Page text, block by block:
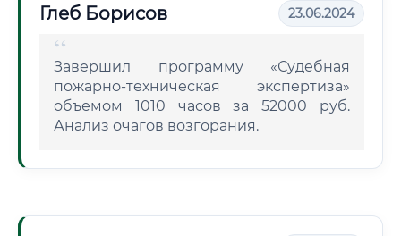
Глеб Борисов 23.06.2024
Завершил программу «Судебная
пожарно-техническая экспертиза»
объемом 1010 часов за 52000 руб.
Анализ очагов возгорания.